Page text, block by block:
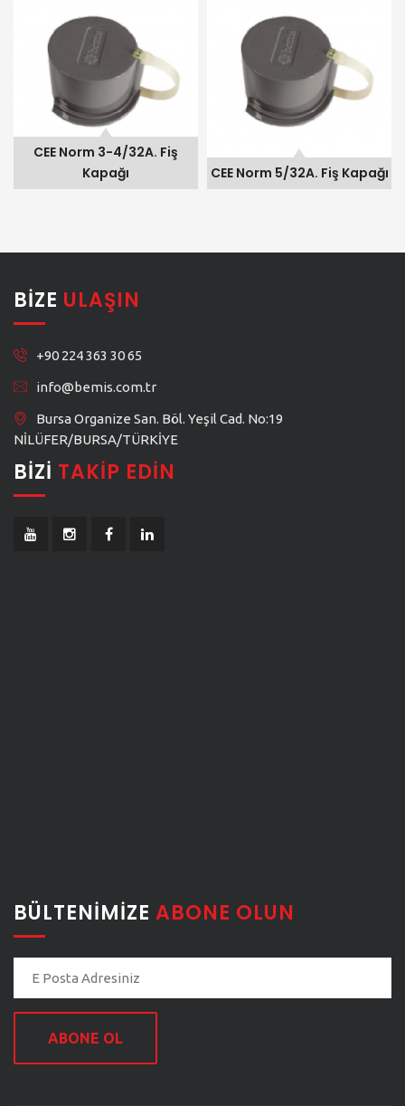
3-4/32A. Fiş
CEE Norm 5/32A. Fiş Kapağı CEE Norm
BIZE ULAŞIN
+90 224 363 30 65
info@bemis.com.tr
Bursa Organize San. Böl. Yeşil Cad. No:19
NİLÜFER/BURSA/TÜRKİYE
BIZI TAKIP EDIN
BÜLTENIMIZE ABONE OLUN
ABONE OL